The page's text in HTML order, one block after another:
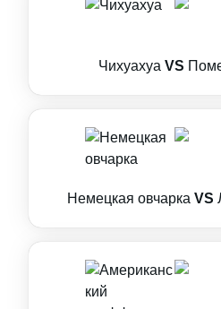
Чихуахуа VS
Немецкая овчарка VS